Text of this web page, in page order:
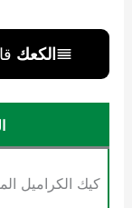
الكعك
كيك الكراميل